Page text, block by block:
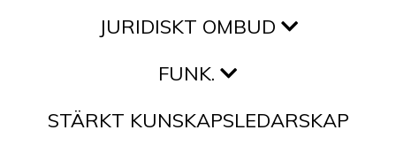
JURIDISKT OMBUD
FUNK.
STÄRKT KUNSKAPSLEDARSKAP